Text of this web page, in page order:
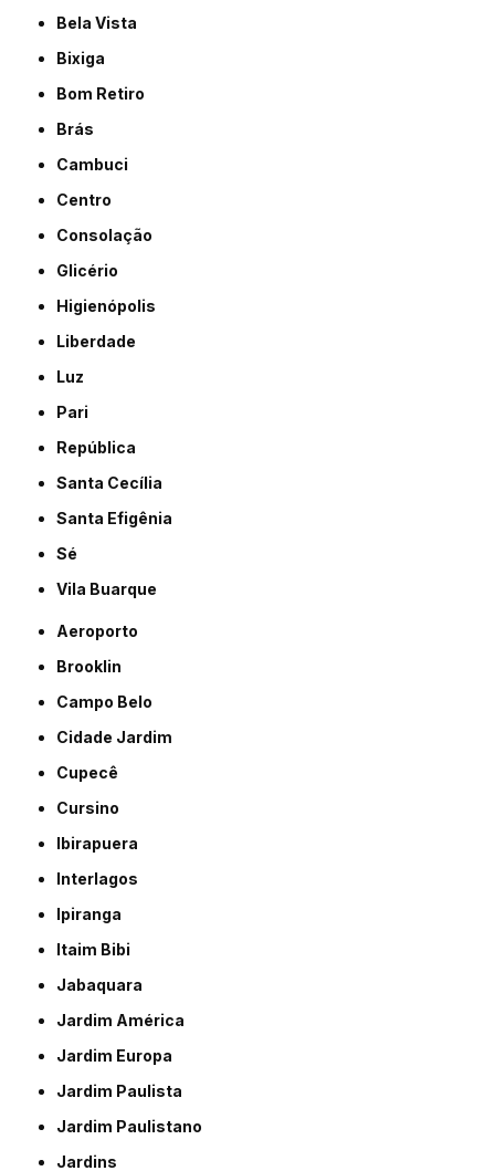
Bela Vista
Bixiga
Bom Retiro
Brás
Cambuci
Centro
Consolação
Glicério
Higienópolis
Liberdade
Luz
Pari
República
Santa Cecília
Santa Efigênia
Sé
Vila Buarque
Aeroporto
Brooklin
Campo Belo
Cidade Jardim
Cupecê
Cursino
Ibirapuera
Interlagos
Ipiranga
Itaim Bibi
Jabaquara
Jardim América
Jardim Europa
Jardim Paulista
Jardim Paulistano
Jardins